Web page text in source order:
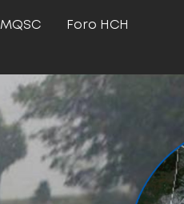
MQSC Foro HCH